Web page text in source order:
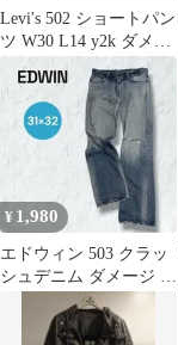
Levi's 502 ショートパン
ツ W30 L14 y2k ダメー
¥ 1,980
エドウィン 503 クラッ
シュデニム ダメージ ジ
ーンズ 31×32 アメカジ